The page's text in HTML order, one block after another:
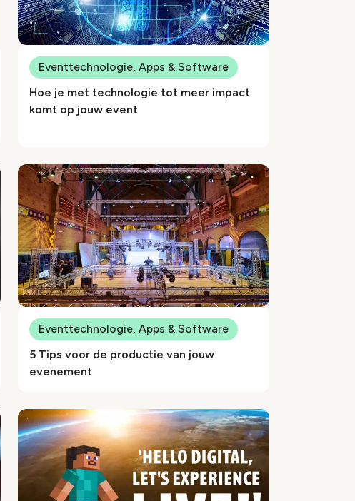
Hoe je met technologie tot meer impact
komt op jouw event
Eventtechnologie, Apps & Software
5 Tips voor de productie van jouw
evenement
Eventtechnologie, Apps & Software